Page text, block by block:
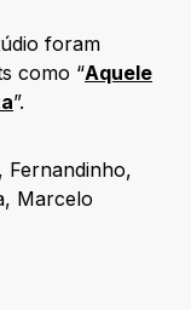
foram
como “Aquele
”.
Fernandinho,
Marcelo